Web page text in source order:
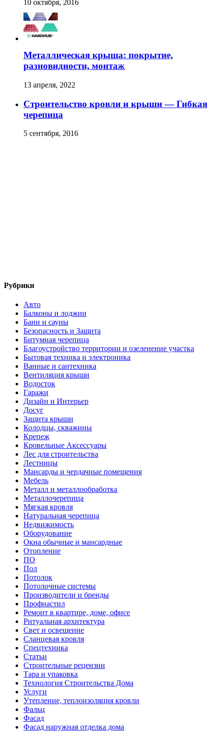
10 октября, 2016
Металлическая крыша: покрытие,
разновидности, монтаж
13 апреля, 2022
Строительство кровли и крыши — Гибкая
черепица
5 сентября, 2016
Рубрики
Авто
Балконы и лоджии
Бани и сауны
Безопасность и Защита
Битумная черепица
Благоустройство территории и озеленение участка
Бытовая техника и электроника
Ванные и сантехника
Вентиляция крыши
Водосток
Гаражи
Дизайн и Интерьер
Досуг
Защита крыши
Колодцы, скважины
Крепеж
Кровельные Аксессуары
Лес для строительства
Лестницы
Мансарды и чердачные помещения
Мебель
Металл и металлообработка
Металлочерепица
Мягкая кровля
Натуральная черепица
Недвижимость
Оборудование
Окна обычные и мансардные
Отопление
ПО
Пол
Потолок
Потолочные системы
Производители и бренды
Профнастил
Ремонт в квартире, доме, офисе
Ритуальная архитектура
Свет и освещение
Сланцевая кровля
Спецтехника
Статьи
Строительные рецензии
Тара и упаковка
Технология Строительства Дома
Услуги
Утепление, теплоизоляция кровли
Фальц
Фасад
Фасад наружная отделка дома